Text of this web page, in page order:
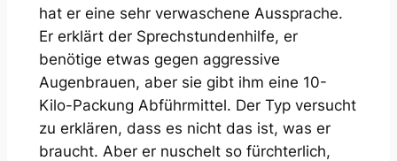
hat er eine sehr verwaschene Aussprache.
Er erklärt der Sprechstundenhilfe, er
benötige etwas gegen aggressive
Augenbrauen, aber sie gibt ihm eine 10-
Kilo-Packung Abführmittel. Der Typ versucht
zu erklären, dass es nicht das ist, was er
braucht. Aber er nuschelt so fürchterlich,